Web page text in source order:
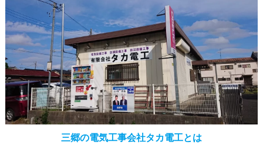
三郷の電気工事会社タカ電工とは